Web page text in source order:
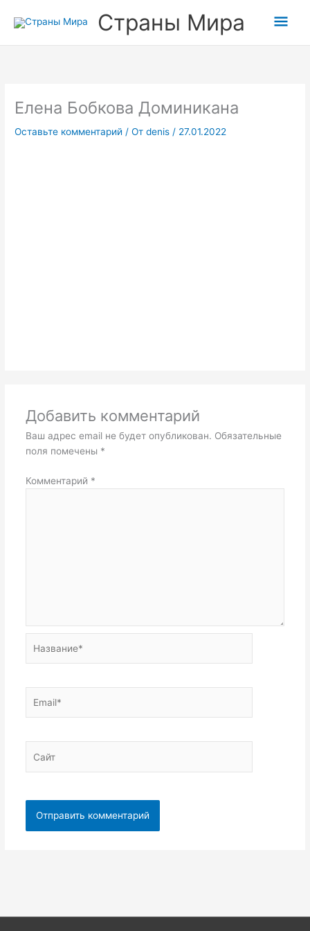
Страны Мира
Елена Бобкова Доминикана
Оставьте комментарий / Отdenis/ 27.01.2022
Добавить комментарий
Ваш адрес email не будет опубликован. Обязательные
поля помечены *
Комментарий *